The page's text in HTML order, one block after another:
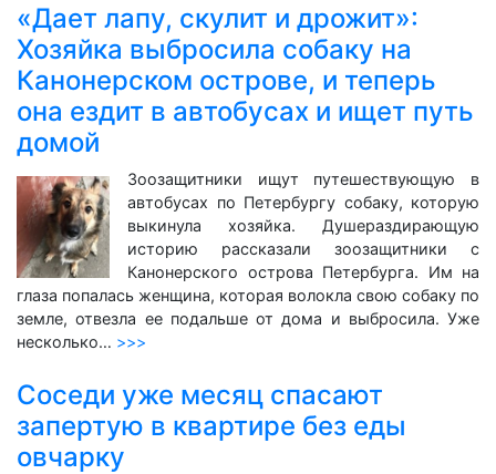
«Дает лапу, скулит и дрожит»:
Хозяйка выбросила собаку на
Канонерском острове, и теперь
она ездит в автобусах и ищет путь
домой
Зоозащитники ищут путешествующую в
автобусах по Петербургу собаку, которую
выкинула хозяйка. Душераздирающую
историю рассказали зоозащитники с
Канонерского острова Петербурга. Им на
глаза попалась женщина, которая волокла свою собаку по
земле, отвезла ее подальше от дома и выбросила. Уже
несколько… >>>
Соседи уже месяц спасают
запертую в квартире без еды
овчарку